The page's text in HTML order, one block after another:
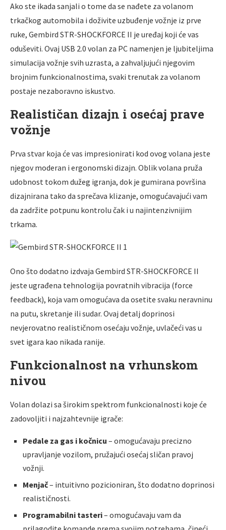
Ako ste ikada sanjali o tome da se nađete za volanom
trkačkog automobila i doživite uzbuđenje vožnje iz prve
ruke, Gembird STR-SHOCKFORCE II je uređaj koji će vas
oduševiti. Ovaj USB 2.0 volan za PC namenjen je ljubiteljima
simulacija vožnje svih uzrasta, a zahvaljujući njegovim
brojnim funkcionalnostima, svaki trenutak za volanom
postaje nezaboravno iskustvo.
Realističan dizajn i osećaj prave
vožnje
Prva stvar koja će vas impresionirati kod ovog volana jeste
njegov moderan i ergonomski dizajn. Oblik volana pruža
udobnost tokom dužeg igranja, dok je gumirana površina
dizajnirana tako da sprečava klizanje, omogućavajući vam
da zadržite potpunu kontrolu čak i u najintenzivnijim
trkama.
Ono što dodatno izdvaja Gembird STR-SHOCKFORCE II
jeste ugrađena tehnologija povratnih vibracija (force
feedback), koja vam omogućava da osetite svaku neravninu
na putu, skretanje ili sudar. Ovaj detalj doprinosi
nevjerovatno realističnom osećaju vožnje, uvlačeći vas u
svet igara kao nikada ranije.
Funkcionalnost na vrhunskom
nivou
Volan dolazi sa širokim spektrom funkcionalnosti koje će
zadovoljiti i najzahtevnije igrače:
Pedale za gas i kočnicu – omogućavaju precizno
upravljanje vozilom, pružajući osećaj sličan pravoj
vožnji.
Menjač– intuitivno pozicioniran, što dodatno doprinosi
realističnosti.
Programabilni tasteri– omogućavaju vam da